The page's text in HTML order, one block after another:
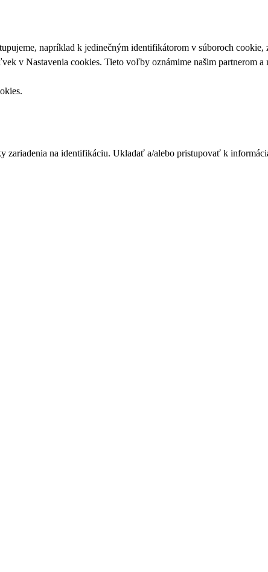
napríklad k jedinečným identifikátorom v súboroch
v Nastavenia cookies. Tieto voľby oznámime našim partnerom
.
na identifikáciu. Ukladať a/alebo pristupovať k